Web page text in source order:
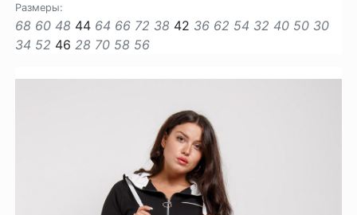
Размеры:
68 60 48 44 64 66 72 38 42 36 62 54 32 40 50 30
34 52 46 28 70 58 56